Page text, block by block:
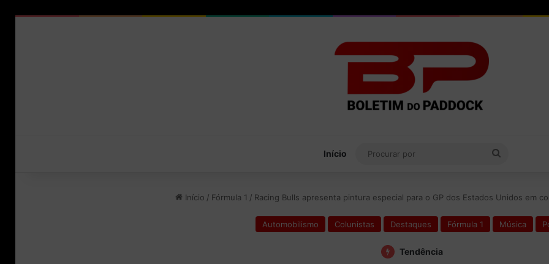
Início
Início / Fórmula 1 / Racing Bulls apresenta pintura especial para o GP dos Estados Unidos em
Automobilismo Colunistas Destaques Fórmula 1 Música
Tendência